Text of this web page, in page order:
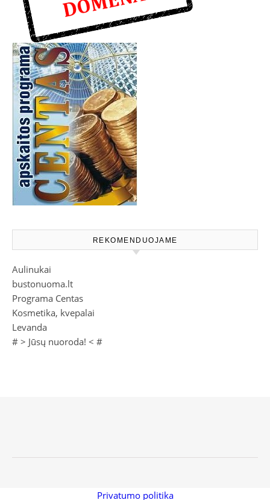
REKOMENDUOJAME
Aulinukai
bustonuoma.lt
Programa Centas
Kosmetika, kvepalai
Levanda
# > Jūsų nuoroda! < #
Privatumo politika